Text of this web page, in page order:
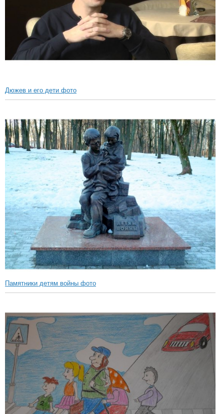
Дюжев и его дети фото
Памятники детям войны фото